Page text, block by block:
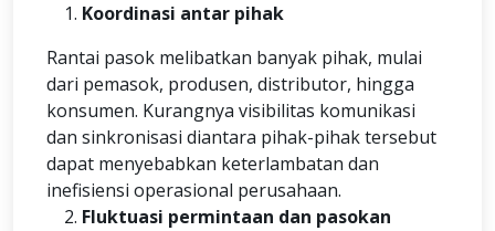
Koordinasi antar pihak
Rantai pasok melibatkan banyak pihak, mulai
dari pemasok, produsen, distributor, hingga
konsumen. Kurangnya visibilitas komunikasi
dan sinkronisasi diantara pihak-pihak tersebut
dapat menyebabkan keterlambatan dan
inefisiensi operasional perusahaan.
Fluktuasi permintaan dan pasokan